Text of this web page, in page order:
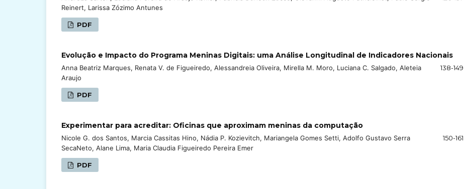
Reinert, Larissa Zózimo Antunes
PDF
Evolução e Impacto do Programa Meninas Digitais: uma Análise Longitudinal de Indicadores Nacionais
Anna Beatriz Marques, Renata V. de Figueiredo, Alessandreia Oliveira, Mirella M. Moro, Luciana C. Salgado, Aleteia
Araujo
138-149
PDF
Experimentar para acreditar: Oficinas que aproximam meninas da computação
Nicole G. dos Santos, Marcia Cassitas Hino, Nádia P. Kozievitch, Mariangela Gomes Setti, Adolfo Gustavo Serra
SecaNeto, Alane Lima, Maria Claudia Figueiredo Pereira Emer
150-161
PDF